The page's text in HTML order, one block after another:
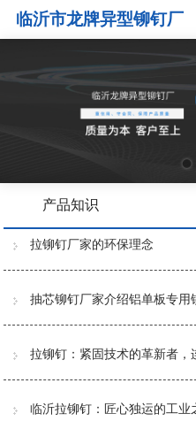
临沂市龙牌异型铆钉厂
产品知识
拉铆钉厂家的环保理念
抽芯铆钉厂家介绍铝单板专用
拉铆钉：紧固技术的革新者，
临沂拉铆钉：匠心独运的工业